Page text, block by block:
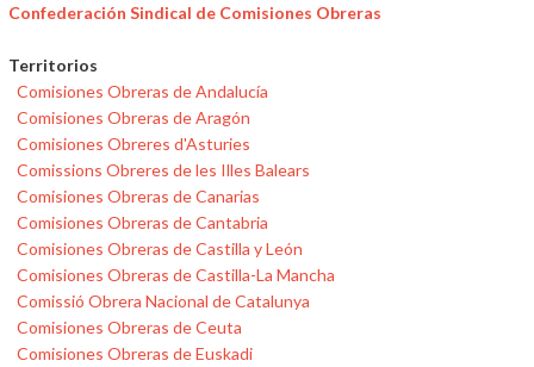
Confederación Sindical de Comisiones Obreras
Territorios
Comisiones Obreras de Andalucía
Comisiones Obreras de Aragón
Comisiones Obreres d'Asturies
Comissions Obreres de les Illes Balears
Comisiones Obreras de Canarias
Comisiones Obreras de Cantabria
Comisiones Obreras de Castilla y León
Comisiones Obreras de Castilla-La Mancha
Comissió Obrera Nacional de Catalunya
Comisiones Obreras de Ceuta
Comisiones Obreras de Euskadi